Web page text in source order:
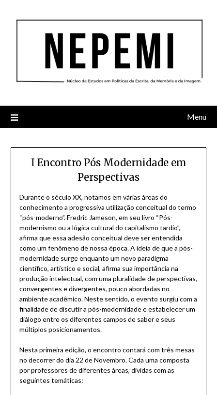
Menu
I Encontro Pós Modernidade em
Perspectivas
Durante o século XX, notamos em várias áreas do
conhecimento a progressiva utilização conceitual do termo
“pós-moderno”. Fredric Jameson, em seu livro “Pós-
modernismo ou a lógica cultural do capitalismo tardio”,
afirma que essa adesão conceitual deve ser entendida
como um fenômeno de nossa época. A ideia de que a pós-
modernidade surge enquanto um novo paradigma
científico, artístico e social, afirma sua importância na
produção intelectual, com uma pluralidade de perspectivas,
convergentes e divergentes, pouco abordadas no
ambiente acadêmico. Neste sentido, o evento surgiu com a
finalidade de discutir a pós-modernidade e estabelecer um
diálogo entre os diferentes campos de saber e seus
múltiplos posicionamentos.
Nesta primeira edição, o encontro contará com três mesas
no decorrer do dia 22 de Novembro. Cada uma composta
por professores de diferentes áreas, dividas com as
seguintes temáticas: